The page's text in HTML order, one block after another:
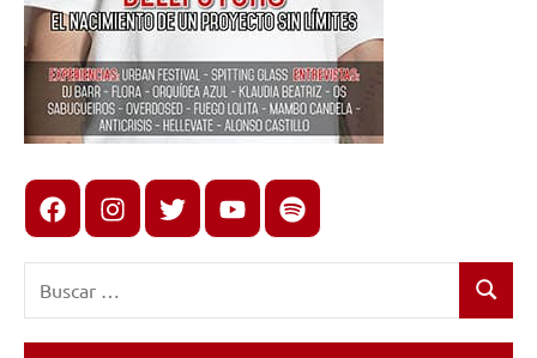
FacebookInstagram
X youtubespotify
Buscar